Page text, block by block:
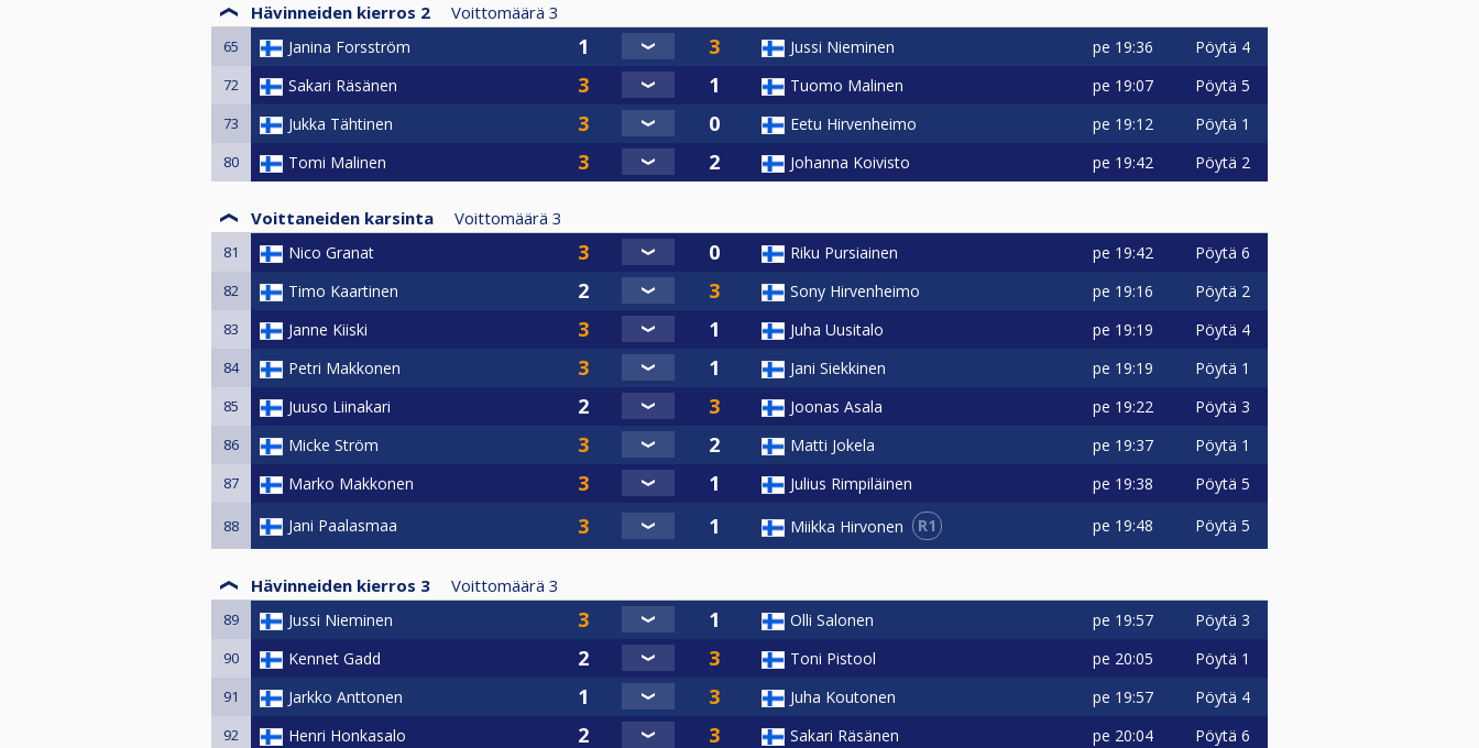
Hävinneiden kierros 2 Voittomäärä 3
65 Janina Forsström Jussi Nieminen pe 19:36 Pöytä 4
72 Sakari Räsänen Tuomo Malinen pe 19:07 Pöytä 5
73 Jukka Tähtinen Eetu Hirvenheimo pe 19:12 Pöytä 1
80 Tomi Malinen Johanna Koivisto pe 19:42 Pöytä 2
Voittaneiden karsinta Voittomäärä 3
81 Nico Granat Riku Pursiainen pe 19:42 Pöytä 6
82 Timo Kaartinen Sony Hirvenheimo pe 19:16 Pöytä 2
83 Janne Kiiski Juha Uusitalo pe 19:19 Pöytä 4
84 Petri Makkonen Jani Siekkinen pe 19:19 Pöytä 1
85 Juuso Liinakari Joonas Asala pe 19:22 Pöytä 3
86 Micke Ström Matti Jokela pe 19:37 Pöytä 1
87 Marko Makkonen Julius Rimpiläinen pe 19:38 Pöytä 5
88 Jani Paalasmaa Miikka Hirvonen R1 pe 19:48 Pöytä 5
Hävinneiden kierros 3 Voittomäärä 3
89 Jussi Nieminen Olli Salonen pe 19:57 Pöytä 3
90 Kennet Gadd Toni Pistool pe 20:05 Pöytä 1
91 Jarkko Anttonen Juha Koutonen pe 19:57 Pöytä 4
92 Henri Honkasalo Sakari Räsänen pe 20:04 Pöytä 6